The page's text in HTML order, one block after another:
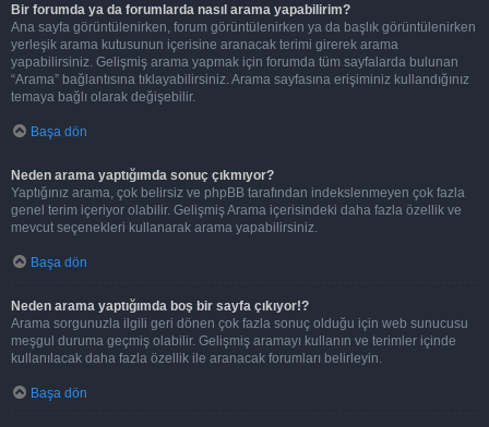
Bir forumda ya da forumlarda nasıl arama yapabilirim?
Ana sayfa görüntülenirken, forum görüntülenirken ya da başlık görüntülenirken
yerleşik arama kutusunun içerisine aranacak terimi girerek arama
yapabilirsiniz. Gelişmiş arama yapmak için forumda tüm sayfalarda bulunan
“Arama” bağlantısına tıklayabilirsiniz. Arama sayfasına erişiminiz kullandığınız
temaya bağlı olarak değişebilir.
Başa dön
Neden arama yaptığımda sonuç çıkmıyor?
Yaptığınız arama, çok belirsiz ve phpBB tarafından indekslenmeyen çok fazla
genel terim içeriyor olabilir. Gelişmiş Arama içerisindeki daha fazla özellik ve
mevcut seçenekleri kullanarak arama yapabilirsiniz.
Başa dön
Neden arama yaptığımda boş bir sayfa çıkıyor!?
Arama sorgunuzla ilgili geri dönen çok fazla sonuç olduğu için web sunucusu
meşgul duruma geçmiş olabilir. Gelişmiş aramayı kullanın ve terimler içinde
kullanılacak daha fazla özellik ile aranacak forumları belirleyin.
Başa dön